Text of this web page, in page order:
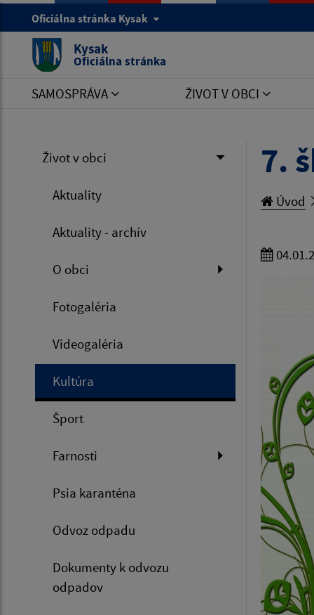
Oficiálna stránka Kysak
Kysak
Oficiálna stránka
SAMOSPRÁVA ŽIVOT V OBCI
Život v obci
Aktuality
Aktuality - archív
O obci
Fotogaléria
Videogaléria
Kultúra
Šport
Farnosti
Psia karanténa
Odvoz odpadu
Dokumenty k odvozu
odpadov
7.
Úvod